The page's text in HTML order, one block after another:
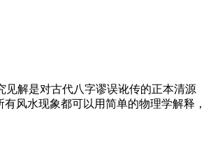
解是对古代八字谬误讹传的正本清源
风水现象都可以用简单的物理学解释，